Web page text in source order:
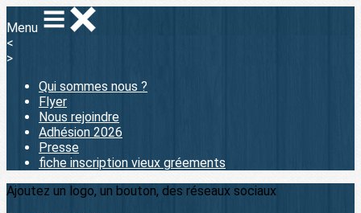
Menu
<
>
Qui sommes nous ?
Flyer
Nous rejoindre
Adhésion 2026
Presse
fiche inscription vieux gréements
Ajoutez un logo, un bouton, des réseaux sociaux